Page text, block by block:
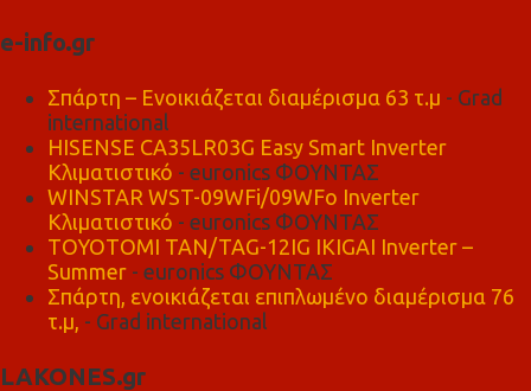
e-info.gr
Σπάρτη – Ενοικιάζεται διαμέρισμα 63 τ.μ - Grad
international
HISENSE CA35LR03G Easy Smart Inverter
Κλιματιστικό - euronics ΦΟΥΝΤΑΣ
WINSTAR WST-09WFi/09WFo Inverter
Κλιματιστικό - euronics ΦΟΥΝΤΑΣ
TOYOTOMI TAN/TAG-12IG IKIGAI Inverter –
Summer - euronics ΦΟΥΝΤΑΣ
Σπάρτη, ενοικιάζεται επιπλωμένο διαμέρισμα 76
τ.μ, - Grad international
LAKONES.gr